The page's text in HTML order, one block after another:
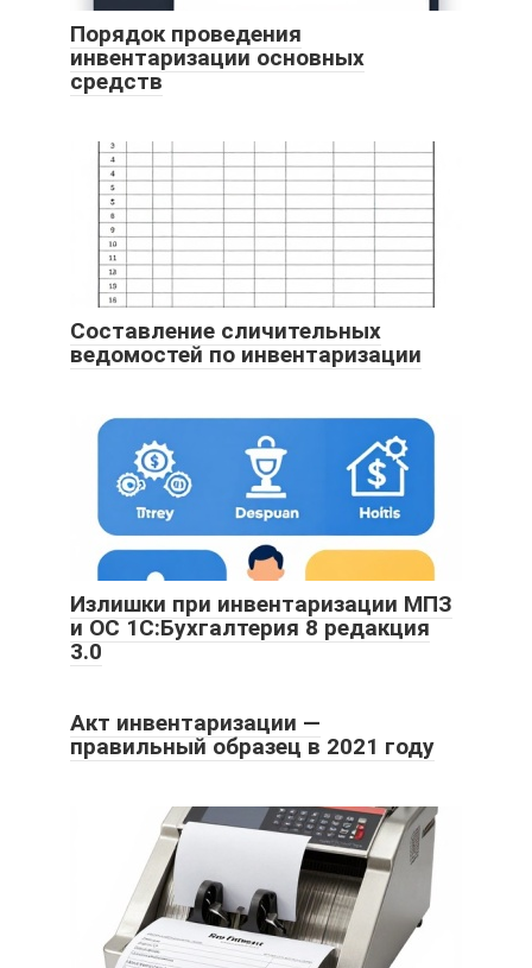
Порядок проведения
инвентаризации основных
средств
Составление сличительных
ведомостей по инвентаризации
Излишки при инвентаризации МПЗ
и ОС 1С:Бухгалтерия 8 редакция
3.0
Акт инвентаризации —
правильный образец в 2021 году